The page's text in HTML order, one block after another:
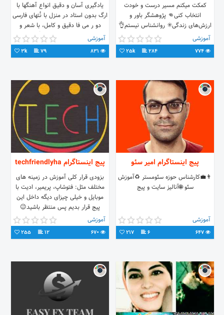
کمکت میکنم مسیر درست و خودت
انتخاب کنی👊 پژوهشگر باور و
ارزش‌های زندگی✳️⁩ روانشناس نیستم👌
آموزشی
284
25k
یادگیری آسان و دقیق انواع آهنگها با
ارگ بدون استاد در منزل با نُتهای فارسی
دو ر می فا دقیق و کامل، با شعر و
آکورد، از محصولات آسان نُت ، برای
دریافت لیست نُتهای فارسی و خرید با
واتساپ در تماس باشید شماره
آموزشی
79
3k
پیج اینستاگرام امیر سئو
👨‍💼کارشناس حوزه سئومستر ♻️آموزش
سئو 🌐آنالیز سایت و پیج
آموزشی
6
217
پیج اینستاگرام techfriendlyha
بزودی قرار کلی آموزش در زمینه های
مختلف مثل: فتوشاپ، پریمیر، ادیت با
موبایل و خیلی چیزای دیگه داخل این
پیج قرار بدیم پس منتظر باشید😉
آموزشی
12
255